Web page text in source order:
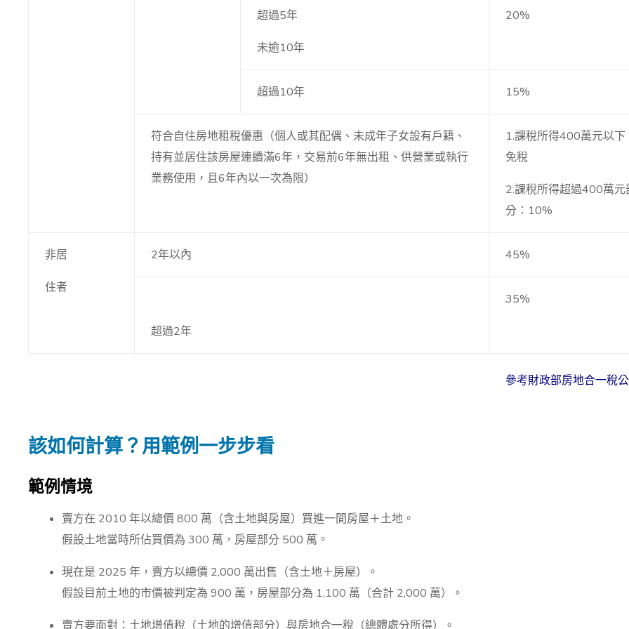
超過5年
未逾10年
20%
超過10年 15%
符合自住房地租稅優惠（個人或其配偶、未成年子女設有戶籍、
持有並居住該房屋連續滿6年，交易前6年無出租、供營業或執行
業務使用，且6年內以一次為限）
1.課稅所得400萬元以下
免稅
2.課稅所得超過400萬元
分：10%
非居
住者
2年以內 45%
超過2年
35%
參考財政部房地合一稅
該如何計算？用範例一步步看
範例情境
賣方在 2010 年以總價 800 萬（含土地與房屋）買進一間房屋＋土地。
假設土地當時所佔買價為 300 萬，房屋部分 500 萬。
現在是 2025 年，賣方以總價 2,000 萬出售（含土地＋房屋）。
假設目前土地的市價被判定為 900 萬，房屋部分為 1,100 萬（合計 2,000 萬）。
賣方要面對：土地增值稅（土地的增值部分）與房地合一稅（總體處分所得）。